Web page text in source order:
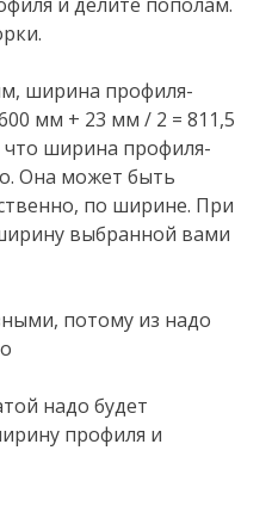
ширина профиля-
мм + 23 мм / 2 = 811,5
ширина профиля-
Она может быть
по ширине. При
выбранной вами
потому из надо
надо будет
профиля и